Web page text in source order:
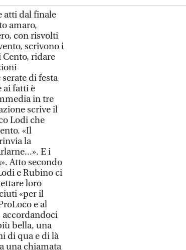
atti dal finale
amaro,
con risvolti
scrivono i
ridare
di festa
ai fatti è
in tre
scrive il
Lodi che
«Il
la
E i
Atto secondo
e Rubino ci
loro
«per il
e al
accordandoci
bella, una
di qua e di là
una chiamata